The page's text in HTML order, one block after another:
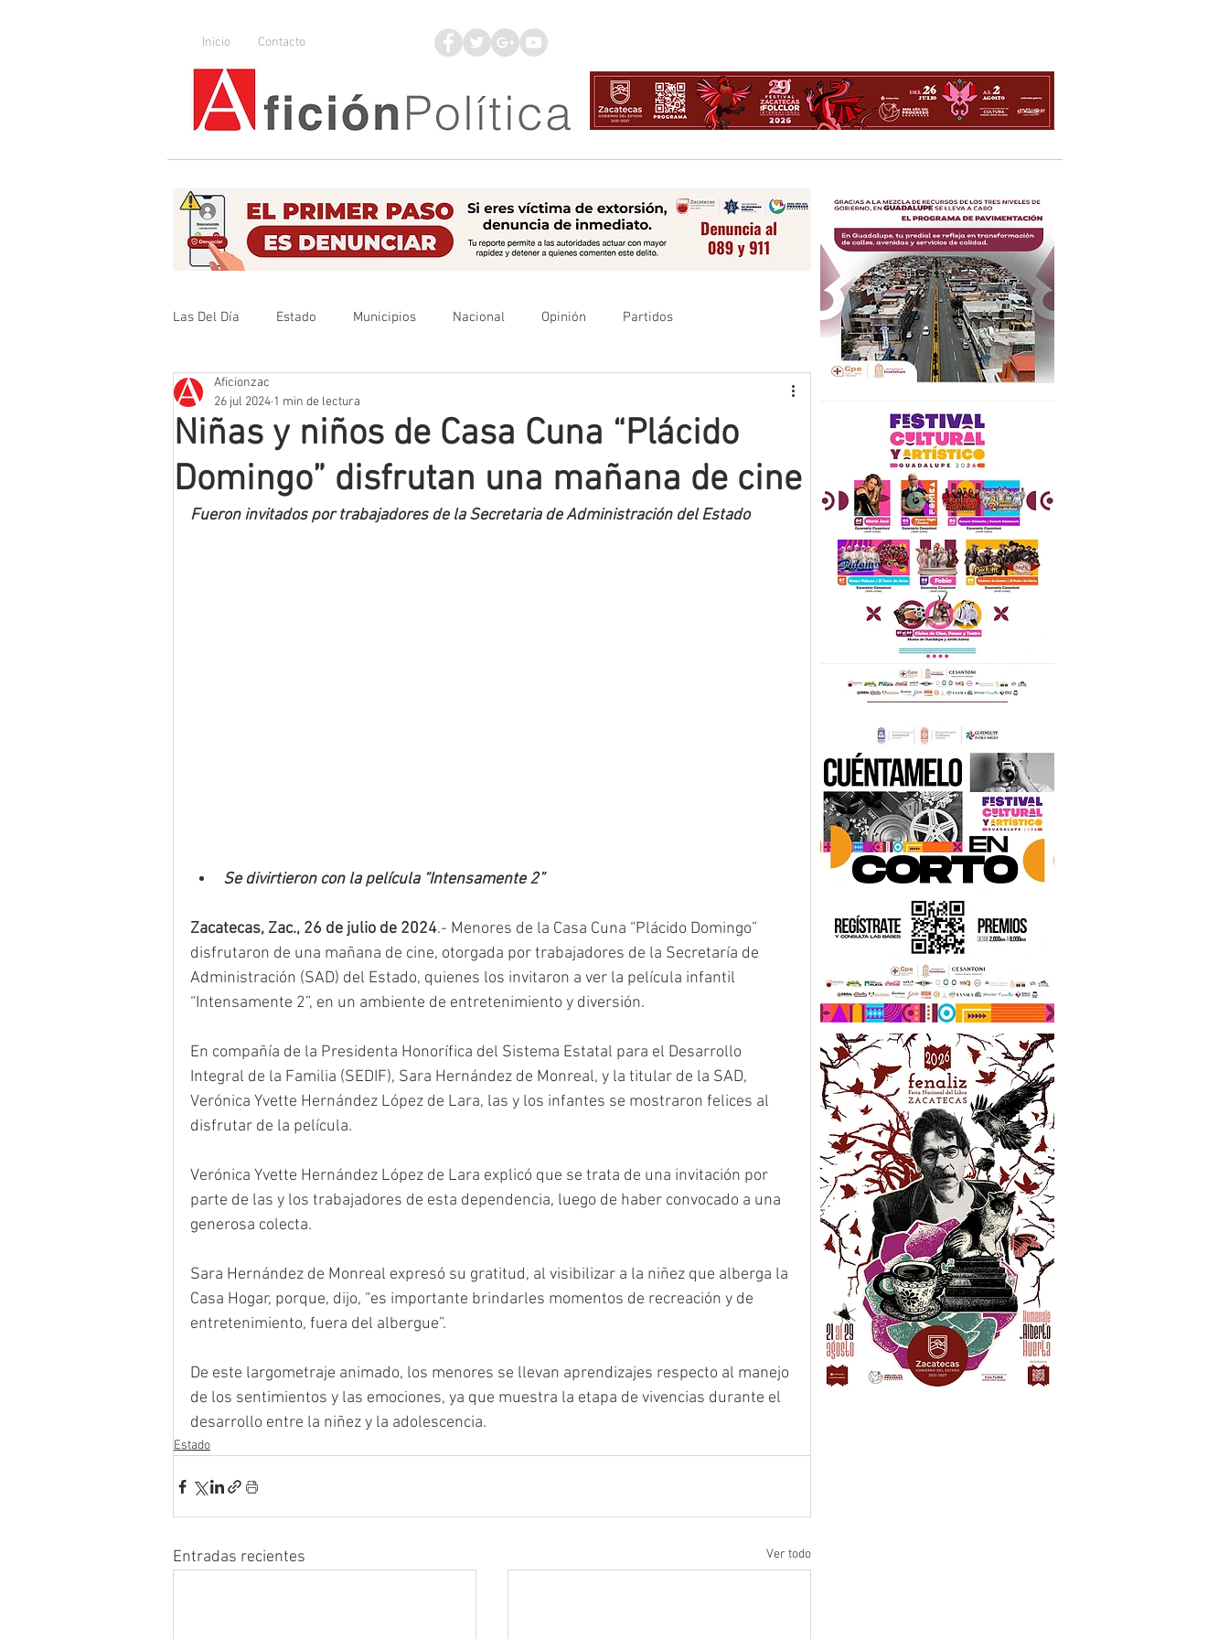
Inicio Contacto
Las Del Día Estado Municipios Nacional Opinión Partidos
Que no se olvide
Mineros LNBP
Niñas y niños de Casa Cuna “Plácido
Domingo” disfrutan una mañana de cine
Aficionzac
26 jul 2024 1 min de lectura
Fueron invitados por trabajadores de la Secretaria de Administración del Estado
Se divirtieron con la película “Intensamente 2”
Zacatecas, Zac., 26 de julio de 2024.- Menores de la Casa Cuna “Plácido Domingo”
disfrutaron de una mañana de cine, otorgada por trabajadores de la Secretaría de
Administración (SAD) del Estado, quienes los invitaron a ver la película infantil
“Intensamente 2”, en un ambiente de entretenimiento y diversión.
En compañía de la Presidenta Honorífica del Sistema Estatal para el Desarrollo
Integral de la Familia (SEDIF), Sara Hernández de Monreal, y la titular de la SAD,
Verónica Yvette Hernández López de Lara, las y los infantes se mostraron felices al
disfrutar de la película.
Verónica Yvette Hernández López de Lara explicó que se trata de una invitación por
parte de las y los trabajadores de esta dependencia, luego de haber convocado a una
generosa colecta.
Sara Hernández de Monreal expresó su gratitud, al visibilizar a la niñez que alberga la
Casa Hogar, porque, dijo, “es importante brindarles momentos de recreación y de
entretenimiento, fuera del albergue”.
De este largometraje animado, los menores se llevan aprendizajes respecto al manejo
de los sentimientos y las emociones, ya que muestra la etapa de vivencias durante el
desarrollo entre la niñez y la adolescencia.
Estado
Entradas recientes Ver todo